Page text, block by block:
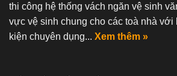
thi công hệ thống vách ngăn vệ sinh
vực vệ sinh chung cho các toà nhà với
kiện chuyên dụng... Xem thêm »